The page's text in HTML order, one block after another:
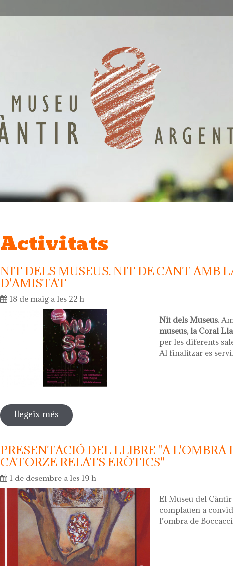
Activitats
NIT DELS MUSEUS. NIT DE CANT AMB
D'AMISTAT
18 de maig a les 22 h
Nit dels Museus.
museus, la Coral
per les diferents
Al finalitzar es
llegeix més sobre nit dels museus. nit de cant amb la
PRESENTACIÓ DEL LLIBRE "A L'OMBRA
CATORZE RELATS ERÒTICS"
1 de desembre a les 19 h
El Museu del
complauen a
l’ombra de